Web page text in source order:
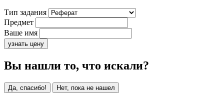
Тип задания
Предмет
Ваше имя
узнать цену
Вы нашли то, что искали?
Да, спасибо! Нет, пока не нашел